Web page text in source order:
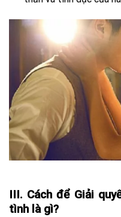
III. Cách để Giải
tình là gì?